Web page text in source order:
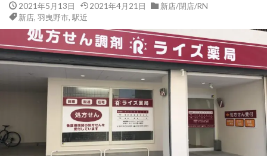
2021年5月13日 2021年4月21日
新店/閉店/RN
新店, 羽曳野市, 駅近